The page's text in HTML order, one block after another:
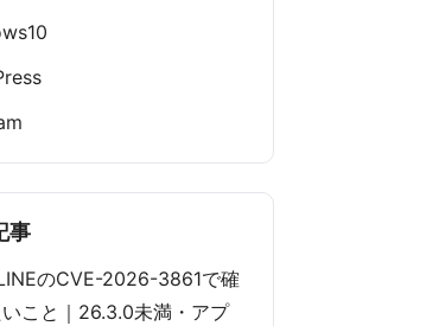
事
のCVE-2026-3861で確
こと｜26.3.0未満・アプ